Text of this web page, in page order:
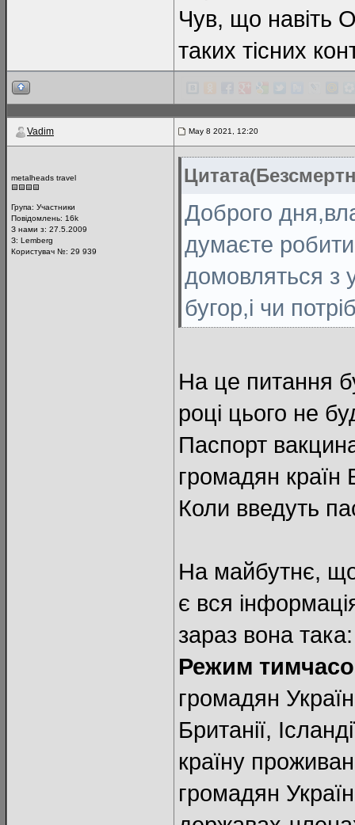
Чув, що навіть
таких тісних
Vadim May 8 2021, 12:20
metalheads travel
Група: Участники
Повідомлень: 16k
З нами з: 27.5.2009
З: Lemberg
Користувач №: 29 939
Доброго
думаєте
домовляться з
бугор,і чи
На це питання
році цього не
Паспорт
громадян країн
Коли введуть
На майбутнє,
є вся
зараз вона така:
Режим
громадян
Британії,
країну
громадян